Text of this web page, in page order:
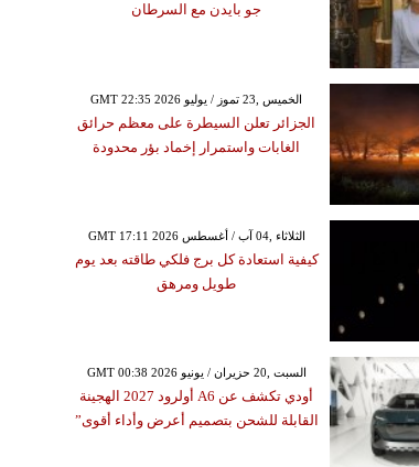
جو بايدن مع السرطان
GMT 22:35 2026 الخميس ,23 تموز / يوليو
الجزائر تعلن السيطرة على معظم حرائق
الغابات واستمرار إخماد بؤر محدودة
GMT 17:11 2026 الثلاثاء ,04 آب / أغسطس
كيفية استعادة كل برج فلكي طاقته بعد يوم
طويل ومرهق
GMT 00:38 2026 السبت ,20 حزيران / يونيو
أودي تكشف عن A6 أولرود 2027 الهجينة
القابلة للشحن بتصميم أعرض وأداء أقوى”